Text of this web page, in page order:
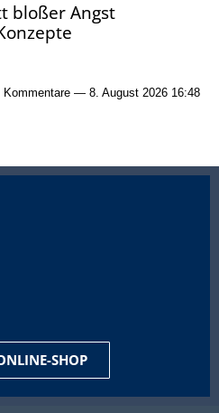
bloßer Angst
Kommentare — 8. August 2026 16:48
SHOP